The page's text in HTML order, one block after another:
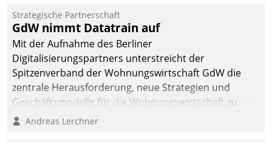
Unternehmen.
Strategische Partnerschaft
GdW nimmt Datatrain auf
Mit der Aufnahme des Berliner
Digitalisierungspartners unterstreicht der
Spitzenverband der Wohnungswirtschaft GdW die
zentrale Herausforderung, neue Strategien und
Geschäftsmodelle für die Wohnungswirtschaft zu
entwickeln.
Andreas Lerchner